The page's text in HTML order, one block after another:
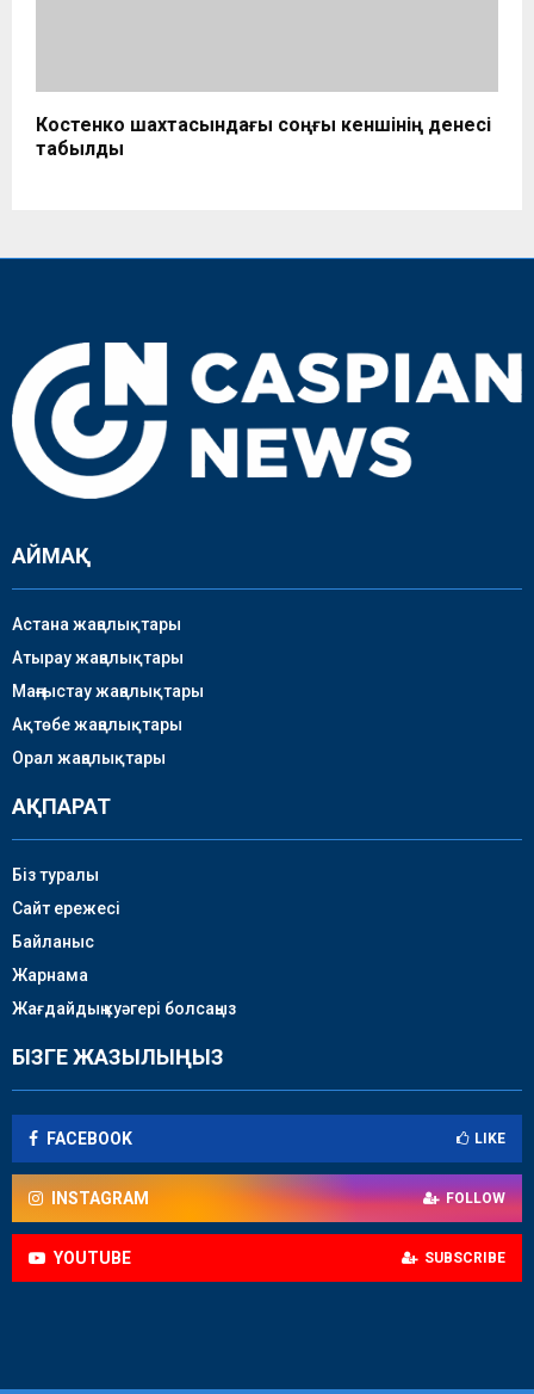
Костенко шахтасындағы соңғы кеншінің денесі
табылды
АЙМАҚ
Астана жаңалықтары
Атырау жаңалықтары
Маңғыстау жаңалықтары
Ақтөбе жаңалықтары
Орал жаңалықтары
АҚПАРАТ
Біз туралы
Сайт ережесі
Байланыс
Жарнама
Жағдайдың куәгері болсаңыз
БІЗГЕ ЖАЗЫЛЫҢЫЗ
FACEBOOK LIKE
INSTAGRAM FOLLOW
YOUTUBE SUBSCRIBE